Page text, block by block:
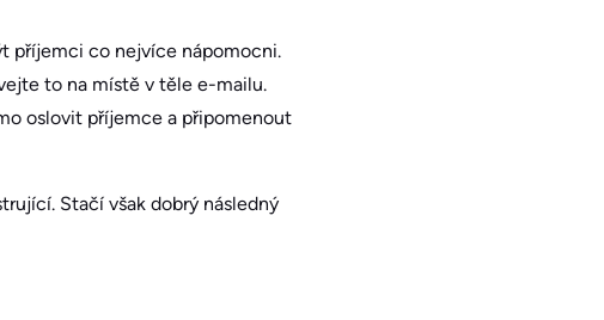
příjemci co nejvíce nápomocni.
to na místě v těle e-mailu.
oslovit příjemce a připomenout
Stačí však dobrý následný